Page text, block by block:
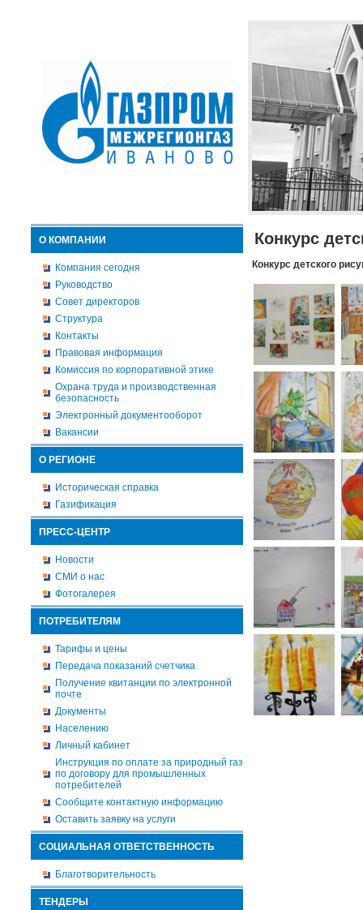
О КОМПАНИИ
Компания сегодня
Руководство
Совет директоров
Структура
Контакты
Правовая информация
Комиссия по корпоративной этике
Охрана труда и производственная
безопасность
Электронный документооборот
Вакансии
О РЕГИОНЕ
Историческая справка
Газификация
ПРЕСС-ЦЕНТР
Новости
СМИ о нас
Фотогалерея
ПОТРЕБИТЕЛЯМ
Тарифы и цены
Передача показаний счетчика
Получение квитанции по электронной
почте
Документы
Населению
Личный кабинет
Инструкция по оплате за природный газ
по договору для промышленных
потребителей
Сообщите контактную информацию
Оставить заявку на услуги
СОЦИАЛЬНАЯ ОТВЕТСТВЕННОСТЬ
Благотворительность
ТЕНДЕРЫ
Конкурс
Конкурс детского